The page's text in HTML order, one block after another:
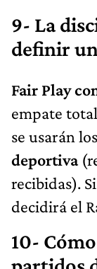
9- La
definir
Fair Play
empate
se usarán
deportiva
recibidas).
decidirá el
10-